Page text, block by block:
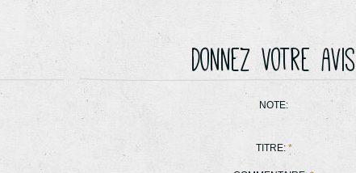
Donnez votre avis
NOTE:
TITRE: *